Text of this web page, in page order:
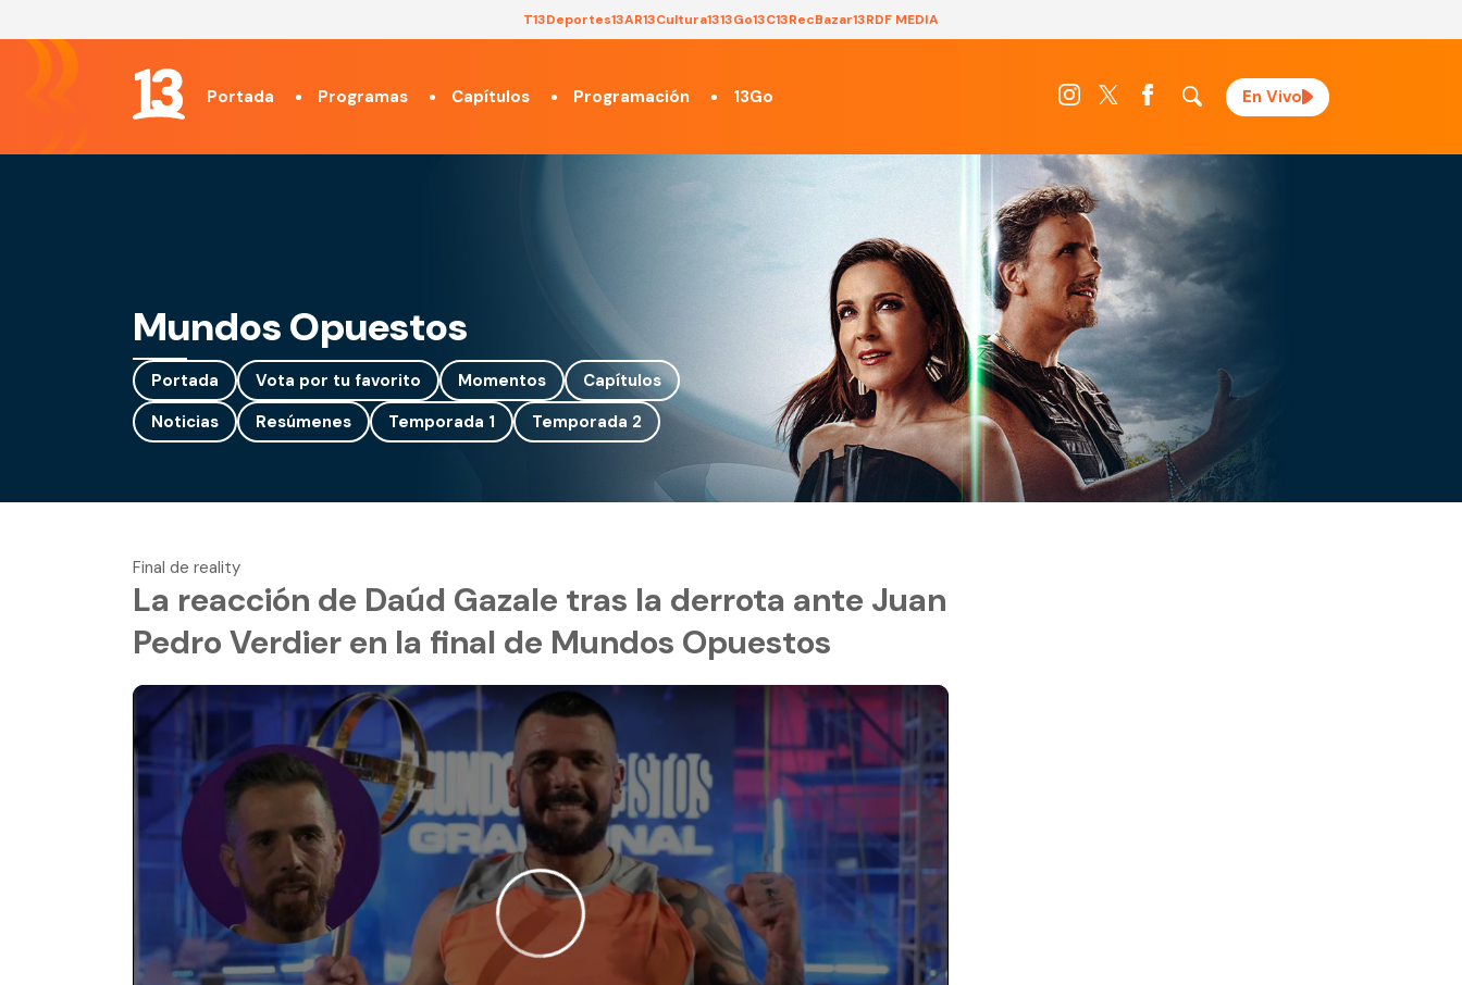
T13Deportes13AR13Cultura1313Go13C13RecBazar13RDF MEDIA
Portada Programas Capítulos Programación 13Go En Vivo
Mundos Opuestos
Portada Vota por tu favorito Momentos
Capítulos
Noticias
Resúmenes Temporada 1 Temporada 2
Final de reality
La reacción de Daúd Gazale tras la derrota ante Juan
Pedro Verdier en la final de Mundos Opuestos